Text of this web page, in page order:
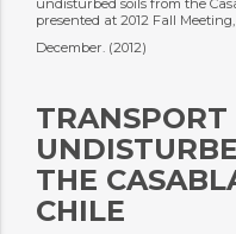
undisturbed soils from the
presented at 2012 Fall
December. (2012)
THE
CHILE